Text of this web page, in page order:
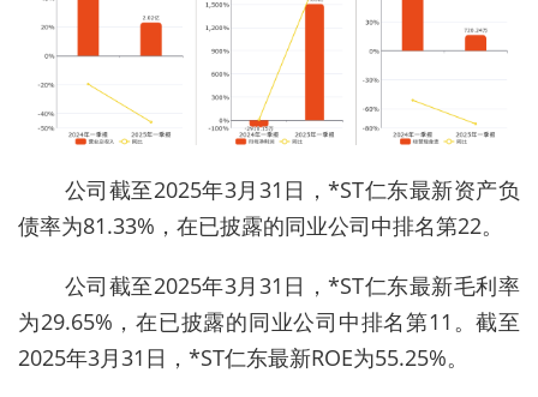
公司截至2025年3月31日，*ST仁东最新资产负
债率为81.33%，在已披露的同业公司中排名第22。
公司截至2025年3月31日，*ST仁东最新毛利率
为29.65%，在已披露的同业公司中排名第11。截至
2025年3月31日，*ST仁东最新ROE为55.25%。